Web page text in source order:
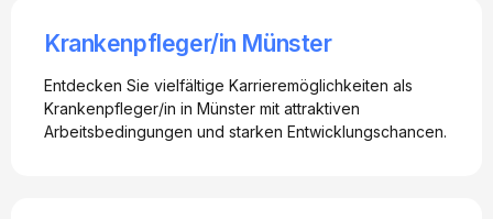
Krankenpfleger/in Münster
Entdecken Sie vielfältige Karrieremöglichkeiten als
Krankenpfleger/in in Münster mit attraktiven
Arbeitsbedingungen und starken Entwicklungschancen.